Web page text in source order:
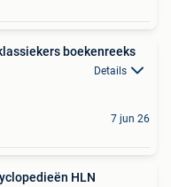
boekenreeks
Details
7 jun 26
HLN